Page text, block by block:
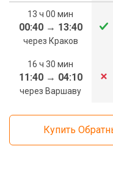
13 ч 00 мин
00:40→ 13:40
через Краков
16 ч 30 мин
11:40→ 04:10
через Варшаву
Купить